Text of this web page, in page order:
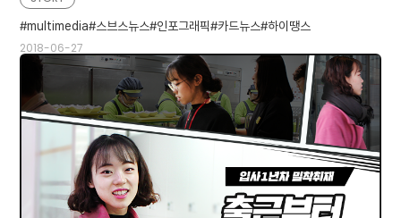
2018-06-27
multimedia 스브스뉴스 인포그래픽 카드뉴스 하이땡스